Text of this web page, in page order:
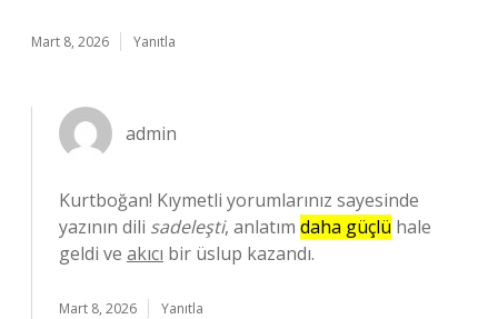
Mart 8, 2026 Yanıtla
admin
Kurtboğan! Kıymetli yorumlarınız sayesinde
yazının dili sadeleşti, anlatım daha güçlü hale
geldi ve akıcı bir üslup kazandı.
Mart 8, 2026 Yanıtla